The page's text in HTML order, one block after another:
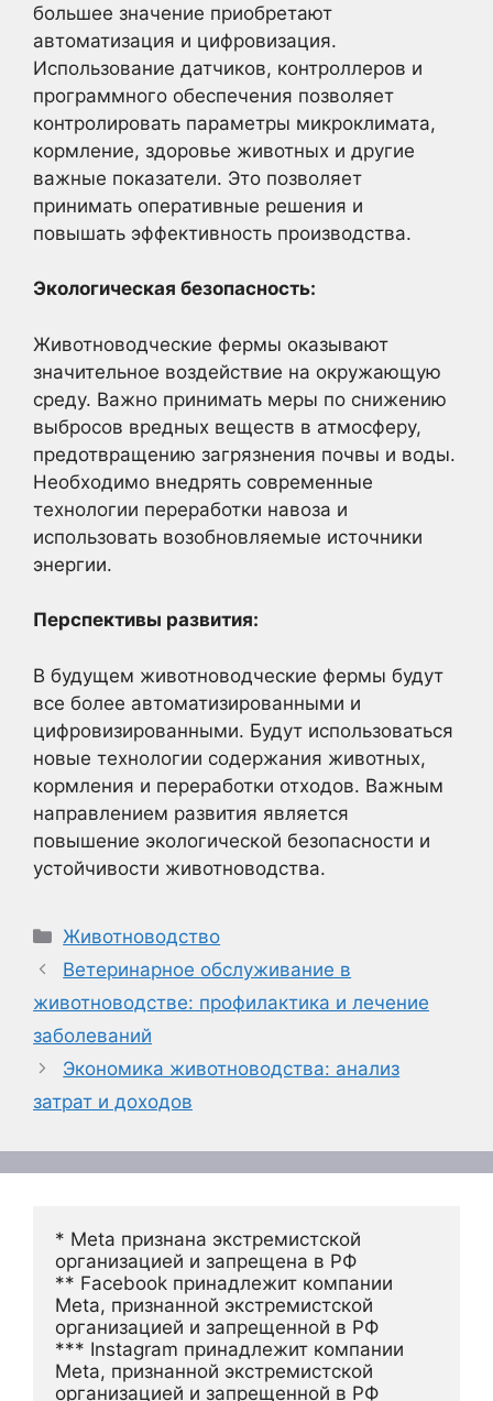
большее значение приобретают
автоматизация и цифровизация.
Использование датчиков, контроллеров и
программного обеспечения позволяет
контролировать параметры микроклимата,
кормление, здоровье животных и другие
важные показатели. Это позволяет
принимать оперативные решения и
повышать эффективность производства.
Экологическая безопасность:
Животноводческие фермы оказывают
значительное воздействие на окружающую
среду. Важно принимать меры по снижению
выбросов вредных веществ в атмосферу,
предотвращению загрязнения почвы и воды.
Необходимо внедрять современные
технологии переработки навоза и
использовать возобновляемые источники
энергии.
Перспективы развития:
В будущем животноводческие фермы будут
все более автоматизированными и
цифровизированными. Будут использоваться
новые технологии содержания животных,
кормления и переработки отходов. Важным
направлением развития является
повышение экологической безопасности и
устойчивости животноводства.
Рубрики
Животноводство
Ветеринарное обслуживание в
животноводстве: профилактика и лечение
заболеваний
Экономика животноводства: анализ
затрат и доходов
* Meta признана экстремистской
организацией и запрещена в РФ
** Facebook принадлежит компании
Meta, признанной экстремистской
организацией и запрещенной в РФ
*** Instagram принадлежит компании
Meta, признанной экстремистской
организацией и запрещенной в РФ